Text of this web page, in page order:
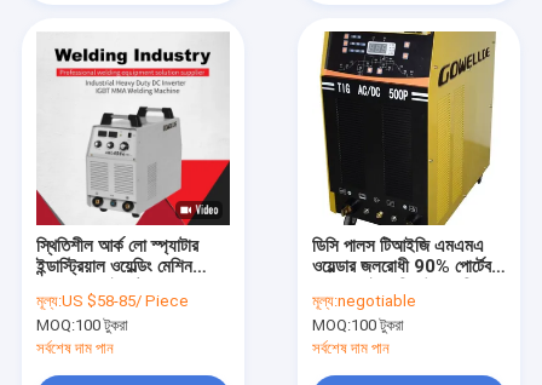
স্থিতিশীল আর্ক লো স্প্যাটার
ইন্ডাস্ট্রিয়াল ওয়েল্ডিং মেশিন
মূল্য:US $58-85/ Piece
MOQ:100 টুকরা
সর্বশেষ দাম পান
ডিসি পালস টিআইজি এমএমএ
ওয়েল্ডার জলরোধী 90% পোর্টেবল
চক্র
মূল্য:negotiable
MOQ:100 টুকরা
সর্বশেষ দাম পান